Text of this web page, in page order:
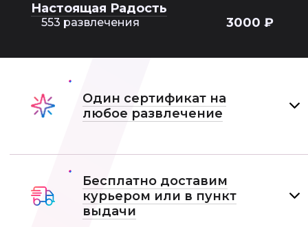
Настоящая Радость
553 развлечения 3000 ₽
Один сертификат на
любое развлечение
Бесплатно доставим
курьером или в пункт
выдачи